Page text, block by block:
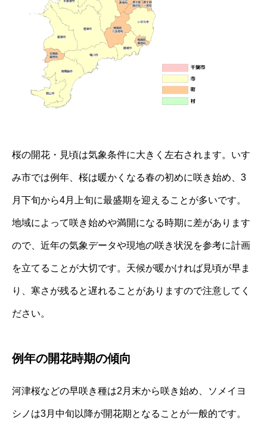
桜の開花・見頃は気象条件に大きく左右されます。いす
み市では例年、桜は暖かくなる春の初めに咲き始め、3
月下旬から4月上旬に最盛期を迎えることが多いです。
地域によって咲き始めや満開になる時期に差があります
ので、近年の気象データや現地の咲き状況を参考に計画
を立てることが大切です。天候が暖かければ見頃が早ま
り、寒さが残ると遅れることがありますので注意してく
ださい。
例年の開花時期の傾向
河津桜などの早咲き種は2月末から咲き始め、ソメイヨ
シノは3月中旬以降が開花期となることが一般的です。